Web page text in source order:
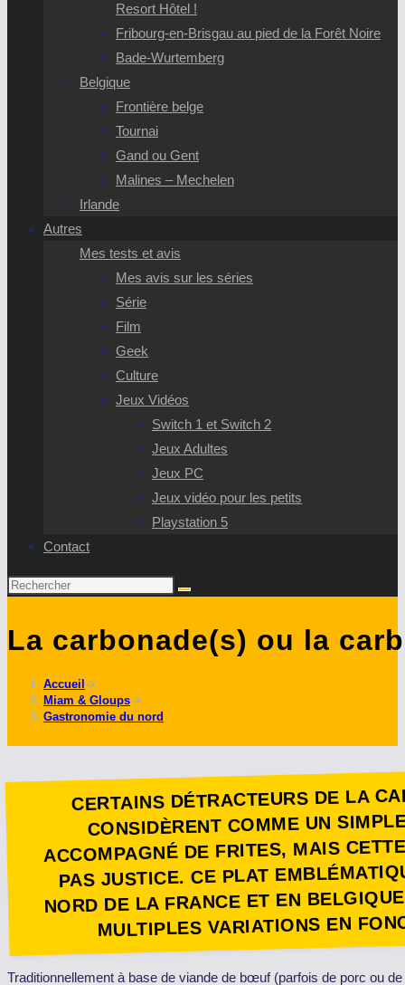
Resort Hôtel !
Fribourg-en-Brisgau au pied de la Forêt Noire
Bade-Wurtemberg
Belgique
Frontière belge
Tournai
Gand ou Gent
Malines – Mechelen
Irlande
Autres
Mes tests et avis
Mes avis sur les séries
Série
Film
Geek
Culture
Jeux Vidéos
Switch 1 et Switch 2
Jeux Adultes
Jeux PC
Jeux vidéo pour les petits
Playstation 5
Contact
Rechercher
ce
La carbonade(s) ou la
Accueil ->
Miam & Gloups->
Gastronomie du nord
CERTAINS DÉTRACTEURS DE LA
CONSIDÈRENT COMME UN
ACCOMPAGNÉ DE FRITES, MAIS
PAS JUSTICE. CE PLAT
NORD DE LA FRANCE ET EN
MULTIPLES VARIATIONS EN
Traditionnellement à base de viande de bœuf (parfois de porc ou